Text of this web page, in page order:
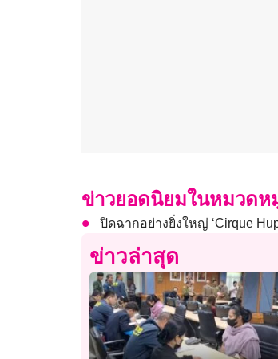
ข่าวยอดนิยมในหมวดห
ปิดฉากอย่างยิ่งใหญ่ ‘Cirque
ข่าวล่าสุด